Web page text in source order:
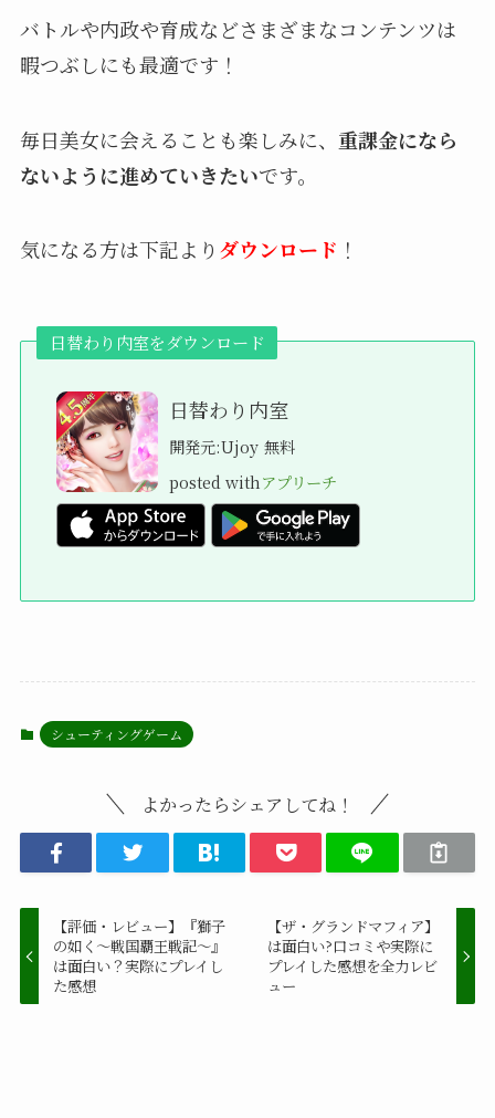
バトルや内政や育成などさまざまなコンテンツは
暇つぶしにも最適です！
毎日美女に会えることも楽しみに、 重課金になら
ないように進めていきたいです。
気になる方は下記より ダウンロード ！
日替わり内室をダウンロード
日替わり内室
開発元:Ujoy 無料
posted with アプリーチ
シューティングゲーム
よかったらシェアしてね！
【評価・レビュー】『獅子
の如く〜戦国覇王戦記〜』
は面白い？実際にプレイし
た感想
【ザ・グランドマフィア】
は面白い?口コミや実際に
プレイした感想を全力レビ
ュー